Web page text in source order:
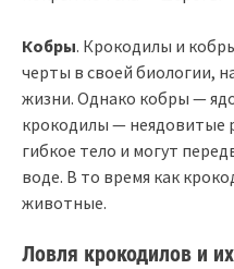
Кобры. Крокодилы и
черты в своей биологии,
жизни. Однако кобры —
крокодилы — неядовитые
гибкое тело и могут
воде. В то время как
животные.
Ловля крокодилов и